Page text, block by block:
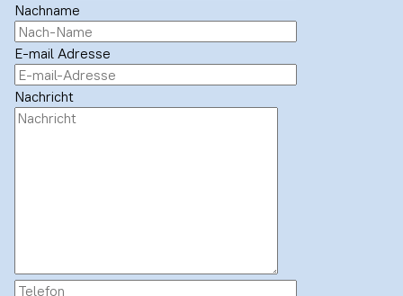
Nachname
E-mail Adresse
Nachricht